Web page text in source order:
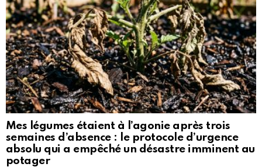
Mes légumes étaient à l’agonie après trois
semaines d’absence : le protocole d’urgence
absolu qui a empêché un désastre imminent au
potager